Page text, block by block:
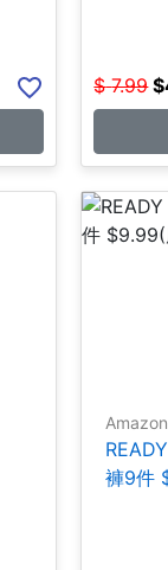
$ 7.99 $
Amazon
褲9件